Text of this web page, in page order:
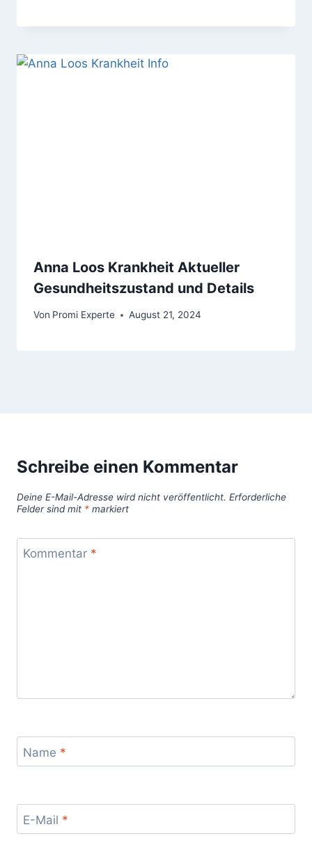
Anna Loos Krankheit Aktueller
Gesundheitszustand und Details
Von Promi Experte August 21, 2024
Schreibe einen Kommentar
Deine E-Mail-Adresse wird nicht veröffentlicht. Erforderliche
Felder sind mit * markiert
Kommentar *
Name *
E-Mail *